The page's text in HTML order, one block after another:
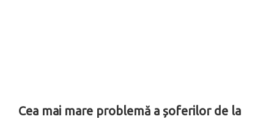
Cea mai mare problemă a șoferilor de la